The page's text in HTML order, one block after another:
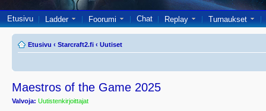
Etusivu Ladder Foorumi Chat Replay Turnaukset
Etusivu ‹ Starcraft2.fi ‹ Uutiset
Maestros of the Game 2025
Valvoja: Uutistenkirjoittajat